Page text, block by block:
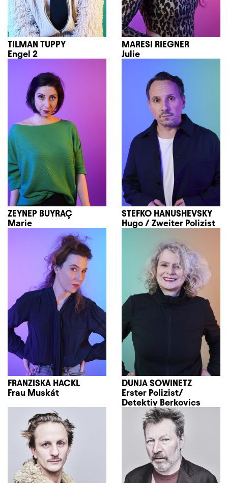
TILMAN TUPPY
Engel 2
MARESI RIEGNER
Julie
ZEYNEP BUYRAÇ
Marie
STEFKO HANUSHEVSKY
Hugo / Zweiter Polizist
FRANZISKA HACKL
Frau Muskát
DUNJA SOWINETZ
Erster Polizist/
Detektiv Berkovics